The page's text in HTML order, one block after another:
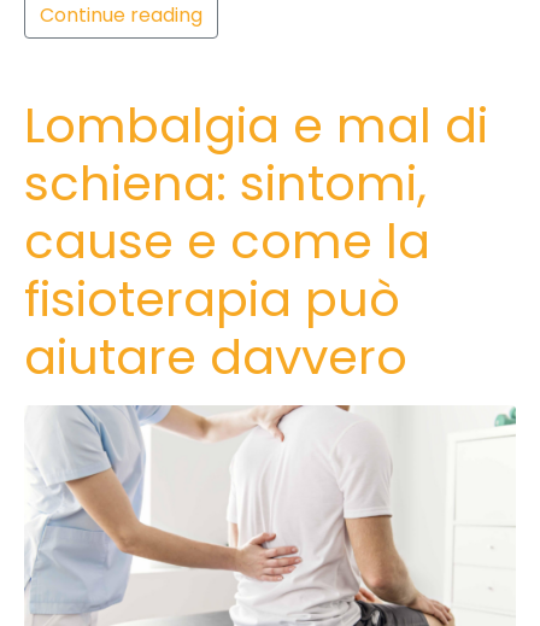
Continue reading
Lombalgia e mal di
schiena: sintomi,
cause e come la
fisioterapia può
aiutare davvero